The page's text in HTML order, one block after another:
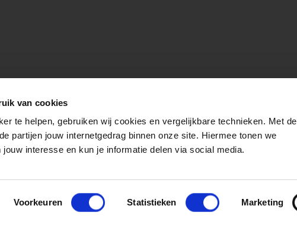
van cookies
te helpen, gebruiken wij cookies en vergelijkbare technieken. Met de
partijen jouw internetgedrag binnen onze site. Hiermee tonen we
interesse en kun je informatie delen via social media.
Voorkeuren Statistieken Marketing